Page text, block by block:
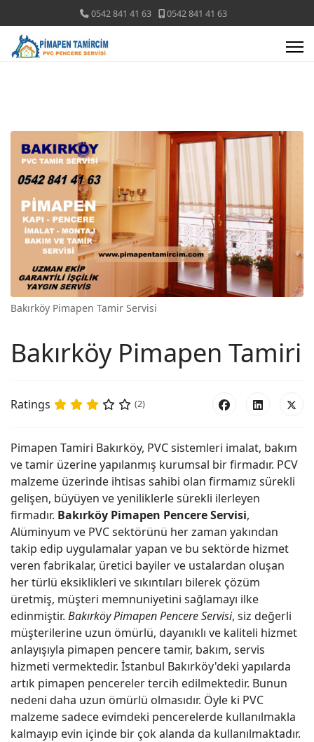
0542 841 41 63 0542 841 41 63
Bakırköy Pimapen Tamir Servisi
Bakırköy Pimapen Tamiri
Ratings (2)
Pimapen Tamiri Bakırköy, PVC sistemleri imalat, bakım
ve tamir üzerine yapılanmış kurumsal bir firmadır. PCV
malzeme üzerinde ihtisas sahibi olan firmamız sürekli
gelişen, büyüyen ve yeniliklerle sürekli ilerleyen
firmadır. Bakırköy Pimapen Pencere Servisi,
Alüminyum ve PVC sektörünü her zaman yakından
takip edip uygulamalar yapan ve bu sektörde hizmet
veren fabrikalar, üretici bayiler ve ustalardan oluşan
her türlü eksiklikleri ve sıkıntıları bilerek çözüm
üretmiş, müşteri memnuniyetini sağlamayı ilke
edinmiştir. Bakırköy Pimapen Pencere Servisi, siz değerli
müşterilerine uzun ömürlü, dayanıklı ve kaliteli hizmet
anlayışıyla pimapen pencere tamir, bakım, servis
hizmeti vermektedir. İstanbul Bakırköy'deki yapılarda
artık pimapen pencereler tercih edilmektedir. Bunun
nedeni daha uzun ömürlü olmasıdır. Öyle ki PVC
malzeme sadece evimdeki pencerelerde kullanılmakla
kalmayıp evin içinde bir çok alanda da kullanılmaktadır.